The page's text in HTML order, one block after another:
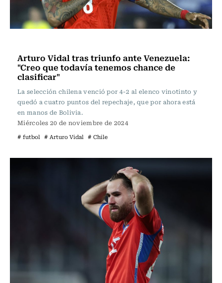
Arturo Vidal tras triunfo ante Venezuela:
"Creo que todavía tenemos chance de
clasificar"
La selección chilena venció por 4-2 al elenco vinotinto y
quedó a cuatro puntos del repechaje, que por ahora está
en manos de Bolivia.
Miércoles 20 de noviembre de 2024
# futbol # Arturo Vidal # Chile